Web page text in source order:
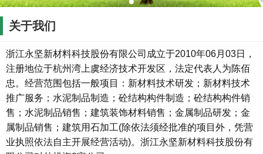
案例中心
关于我们
浙江永坚新材料科技股份有限公司成立于2010年06月03日，
注册地位于杭州湾上虞经济技术开发区，法定代表人为陈佰
忠。经营范围包括一般项目：新材料技术研发；新材料技术
推广服务；水泥制品制造；砼结构构件制造；砼结构构件销
售；水泥制品销售；建筑装饰材料销售；金属制品研发；金
属制品销售；建筑用石加工(除依法须经批准的项目外，凭营
业执照依法自主开展经营活动)。浙江永坚新材料科技股份有